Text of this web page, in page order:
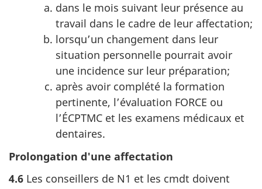
dans le mois suivant leur présence au
travail dans le cadre de leur affectation;
lorsqu’un changement dans leur
situation personnelle pourrait avoir
une incidence sur leur préparation;
après avoir complété la formation
pertinente, l’évaluation FORCE ou
l’ÉCPTMC et les examens médicaux et
dentaires.
Prolongation d'une affectation
4.6 Les conseillers de N1 et les cmdt doivent